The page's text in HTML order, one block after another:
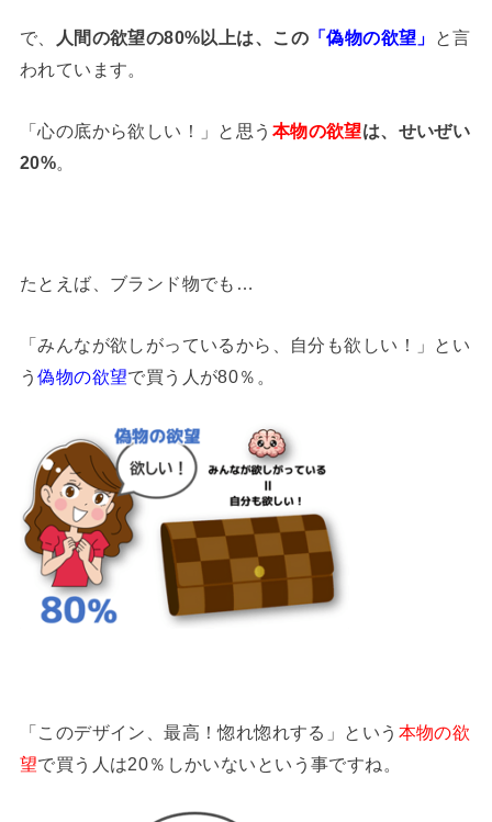
で、 人間の欲望の80%以上は、この「偽物の欲望」
と言
われています。
「心の底から欲しい！」と思う 本物の欲望は、せいぜい
20%。
たとえば、ブランド物でも…
「みんなが欲しがっているから、自分も欲しい！」とい
う偽物の欲望で買う人が80％。
「このデザイン、最高！惚れ惚れする」という 本物の欲
望で買う人は20％しかいないという事ですね。